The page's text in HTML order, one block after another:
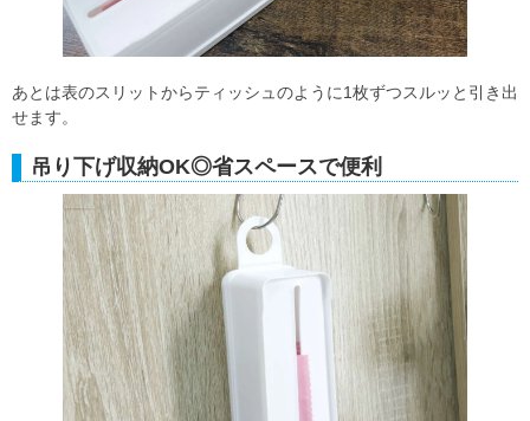
あとは表のスリットからティッシュのように1枚ずつスルッと引き出
せます。
吊り下げ収納OK◎省スペースで便利